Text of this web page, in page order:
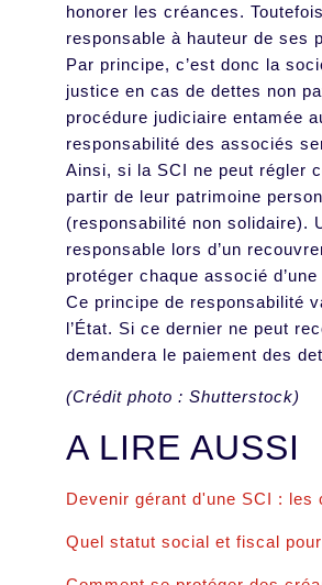
honorer les créances.
responsable à hauteur de ses
Par principe, c’est donc la
justice en cas de dettes non
procédure judiciaire entamée
responsabilité des associés
Ainsi, si la SCI ne peut régler
partir de leur patrimoine
(responsabilité non solidaire).
responsable lors d’un
protéger chaque associé
Ce principe de responsabilité
l’État. Si ce dernier ne peut
demandera le paiement des
(Crédit photo : Shutterstock)
A LIRE AUSSI
Devenir gérant d'une SCI : les
Quel statut social et fiscal